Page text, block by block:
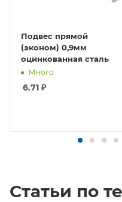
Подвес прямой
(эконом) 0,9мм
оцинкованная сталь
Много
6.71 ₽
Статьи по